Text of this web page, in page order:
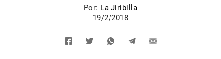
Por: La Jiribilla
19/2/2018